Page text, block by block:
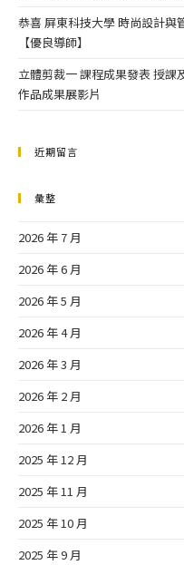
恭喜 屏東科技大學 時尚設計與
【優良導師】
立體剪裁一 課程成果發表 授
作品成果展影片
近期留言
彙整
2026 年 7 月
2026 年 6 月
2026 年 5 月
2026 年 4 月
2026 年 3 月
2026 年 2 月
2026 年 1 月
2025 年 12 月
2025 年 11 月
2025 年 10 月
2025 年 9 月